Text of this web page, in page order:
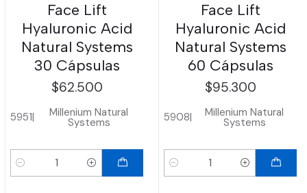
Face Lift
Hyaluronic Acid
Natural Systems
30 Cápsulas
$62.500
5951| Millenium Natural
Systems
Cantidad
Face Lift
Hyaluronic Acid
Natural Systems
60 Cápsulas
$95.300
5908| Millenium Natural
Systems
Cantidad